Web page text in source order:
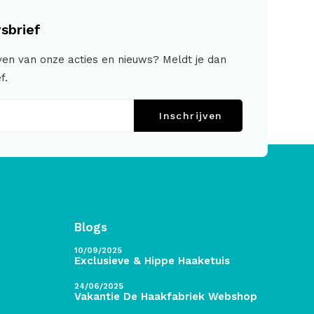
van onze acties en nieuws? Meldt je dan
Inschrijven
Blogs
10/09/2025
Exclusieve & Hippe Haaketuis
24/06/2025
Vakantie De Haakfabriek Webshop